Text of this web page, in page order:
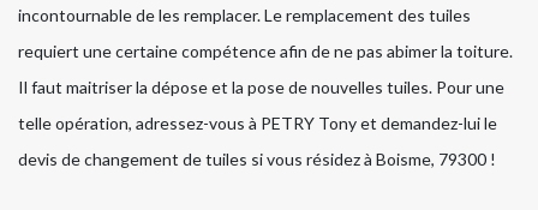
incontournable de les remplacer. Le remplacement des tuiles
requiert une certaine compétence afin de ne pas abimer la toiture.
Il faut maitriser la dépose et la pose de nouvelles tuiles. Pour une
telle opération, adressez-vous à PETRY Tony et demandez-lui le
devis de changement de tuiles si vous résidez à Boisme, 79300 !